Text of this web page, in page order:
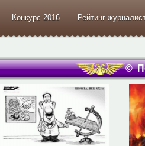
Конкурс 2016 Рейтинг
©